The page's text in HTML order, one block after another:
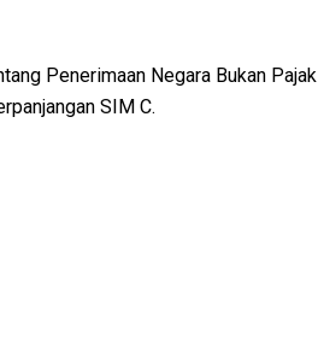
Penerimaan Negara Bukan Pajak
SIM C.